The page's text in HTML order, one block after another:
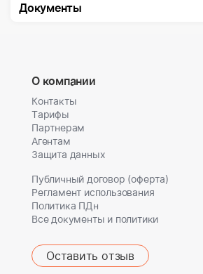
Документы
О компании
Контакты
Тарифы
Партнерам
Агентам
Защита данных
Публичный договор (оферта)
Регламент использования
Политика ПДн
Все документы и политики
Оставить отзыв